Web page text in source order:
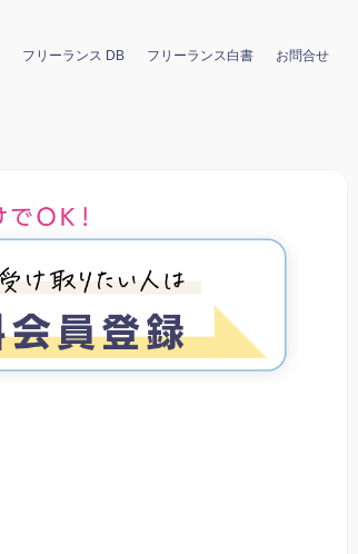
フリーランス DB フリーランス白書 お問合せ